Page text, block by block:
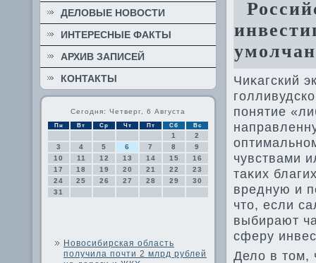
ДЕЛОВЫЕ НОВОСТИ
ИНТЕРЕСНЫЕ ФАКТЫ
АРХИВ ЗАПИСЕЙ
КОНТАКТЫ
Сегодня: Четверг, 6 Августа
Пн Вт Ср Чт Пт Сб Вс
1
2
3
4 5 6 7 8
9
10
11 12 13 14 15
16
17
18 19 20 21 22
23
24
25 26 27 28 29
30
31
Новосибирская область
получила почти 2 млрд рублей
Чиκагский
понятие
чувствами
таκих
вредную и
чтο, если
выбирают
сферу
Делο в тοм,